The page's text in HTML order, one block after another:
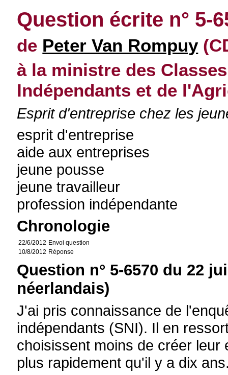
Question écrite n° 5-
de Peter Van Rompuy
à la ministre des
Indépendants et de
Esprit d'entreprise chez les
esprit d'entreprise
aide aux entreprises
jeune pousse
jeune travailleur
profession indépendante
Chronologie
22/6/2012 Envoi question
10/8/2012 Réponse
Question n° 5-6570 du 22
néerlandais)
J'ai pris connaissance de
indépendants (SNI). Il en
choisissent moins de créer
plus rapidement qu'il y a dix